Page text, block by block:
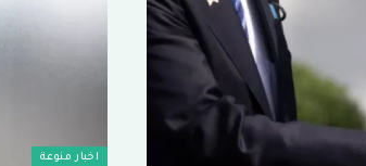
اخبار منوعة